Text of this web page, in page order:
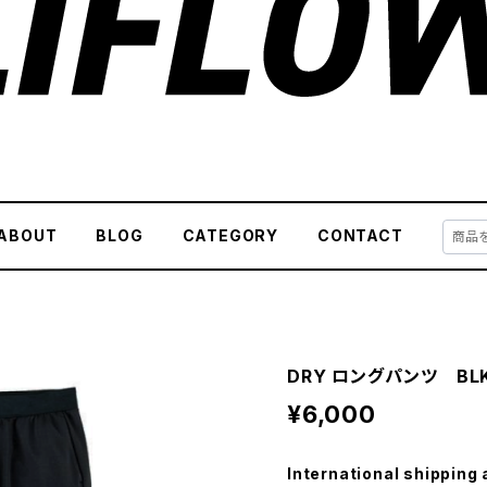
BLOG CATEGORY CONTACT
DRY ロングパンツ
¥6,000
International shipping